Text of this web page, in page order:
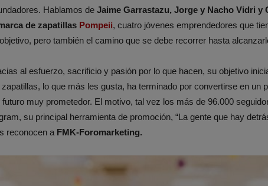
Hablamos de Jaime Garrastazu, Jorge y Nacho Vidri y
de zapatillas Pompeii, cuatro jóvenes emprendedores que
pero también el camino que se debe recorrer hasta
al esfuerzo, sacrificio y pasión por lo que hacen, su objetivo
lo que más les gusta, ha terminado por convertirse en un
futuro muy prometedor. El motivo, tal vez los más de 96.000
su principal herramienta de promoción, “La gente que hay
reconocen a FMK-Foromarketing.